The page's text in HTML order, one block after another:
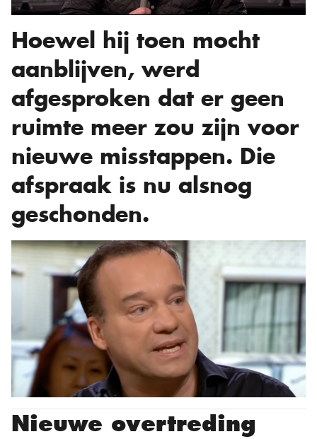
Hoewel hij toen mocht
aanblijven, werd
afgesproken dat er geen
ruimte meer zou zijn voor
nieuwe misstappen. Die
afspraak is nu alsnog
geschonden.
Nieuwe overtreding